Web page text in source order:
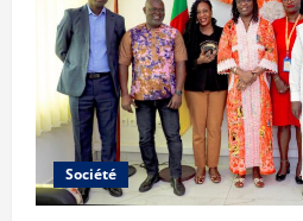
Société